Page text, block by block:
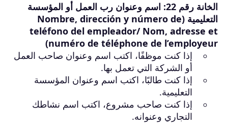
الخانة رقم 22: اسم وعنوان رب العمل أو المؤسسة
التعليمية (Nombre, dirección y número de
teléfono del empleador/ Nom, adresse et
numéro de téléphone de l’employeur)
إذا كنت موظفًا، اكتب اسم وعنوان صاحب العمل
أو الشركة التي تعمل بها.
إذا كنت طالبًا، اكتب اسم وعنوان المؤسسة
التعليمية.
إذا كنت صاحب مشروع، اكتب اسم نشاطك
التجاري وعنوانه.